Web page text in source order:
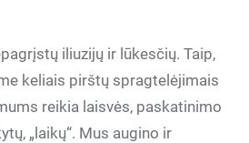
iliuzijų ir lūkesčių. Taip,
keliais pirštų spragtelėjimais
reikia laisvės, paskatinimo
„laikų“. Mus augino ir